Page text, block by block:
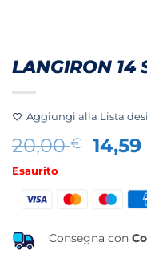
LANGIRON 14
Aggiungi alla Lista
20,00€
Il
era:
14,59
Esaurito
Consegna con